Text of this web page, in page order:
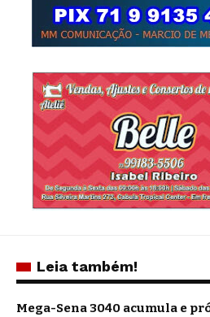
Leia também!
Mega-Sena 3040 acumula e